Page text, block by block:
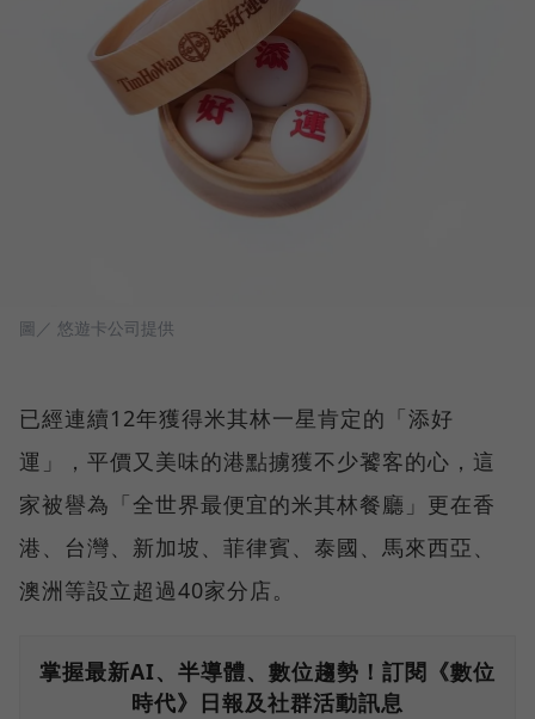
圖／ 悠遊卡公司提供
已經連續12年獲得米其林一星肯定的「添好
運」，平價又美味的港點擄獲不少饕客的心，這
家被譽為「全世界最便宜的米其林餐廳」更在香
港、台灣、新加坡、菲律賓、泰國、馬來西亞、
澳洲等設立超過40家分店。
掌握最新AI、半導體、數位趨勢！訂閱《數位
時代》日報及社群活動訊息